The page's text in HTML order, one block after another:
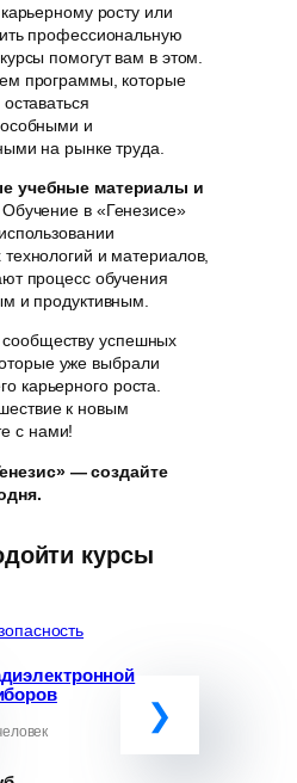
росту или
профессиональную
помогут вам в этом.
программы, которые
и
на рынке труда.
учебные материалы и
Обучение в «Генезисе»
и материалов,
процесс обучения
и продуктивным.
успешных
уже выбрали
карьерного роста.
к новым
с нами!
— создайте
курсы